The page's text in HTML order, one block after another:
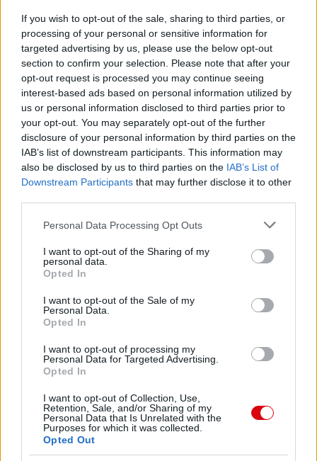
If you wish to opt-out of the sale, sharing to third parties, or
processing of your personal or sensitive information for
targeted advertising by us, please use the below opt-out
section to confirm your selection. Please note that after your
opt-out request is processed you may continue seeing
interest-based ads based on personal information utilized by
us or personal information disclosed to third parties prior to
your opt-out. You may separately opt-out of the further
disclosure of your personal information by third parties on the
IAB’s list of downstream participants. This information may
also be disclosed by us to third parties on the IAB’s List of
Downstream Participants that may further disclose it to other
Please note that this website/app uses one or more Google
not limited to your visit or usage behaviour. You may click to
grant or deny consent to Google and its third-party tags to
use your data for below specified purposes in below Google
consent section.
Personal Data Processing Opt Outs
I want to opt-out of the Sharing of my
personal data.
Opted In
I want to opt-out of the Sale of my
Personal Data.
Opted In
I want to opt-out of processing my
Personal Data for Targeted Advertising.
Opted In
I want to opt-out of Collection, Use,
Retention, Sale, and/or Sharing of my
Personal Data that Is Unrelated with the
Purposes for which it was collected.
Opted Out
Meccs Center
Paris Saint-Germain
Manchester United
Felkészülési szezon 4. mérkőzés
Nya Ullevi, Göteborg
2026-08-08 17:00
0 nap 21 óra 23 perc 53 másodperc
Leeds UnitedvsManchester United